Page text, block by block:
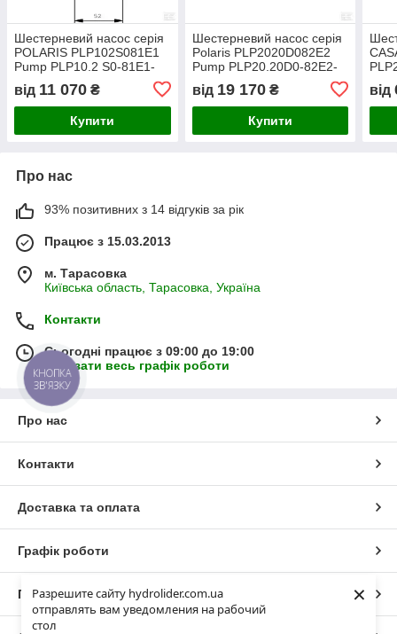
Разрешите сайту hydrolider.com.ua
отправлять вам уведомления на рабочий
стол
×
Шестерневий насос серія
POLARIS PLP102S081E1
Pump PLP10.2 S0-81E1-
від 11 070 ₴
Купити
Шестерневий насос серія
Polaris PLP2020D082E2
Pump PLP20.20D0-82E2-
від 19 170₴
Купити
N
від
Про нас
93% позитивних з 14 відгуків за рік
Працює з 15.03.2013
м. Тарасовка
Київська область, Тарасовка, Україна
Контакти
Сьогодні працює з 09:00 до 19:00
Показати весь графік роботи
Про нас
Контакти
Доставка та оплата
Графік роботи
Повна версія сайту
КНОПКА
ЗВ'ЯЗКУ